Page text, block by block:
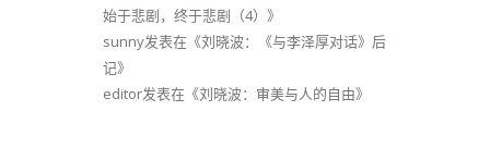
始于悲剧，终于悲剧（4） 》
sunny发表在《刘晓波：《与李泽厚对话》后
记》
editor发表在《刘晓波：审美与人的自由》